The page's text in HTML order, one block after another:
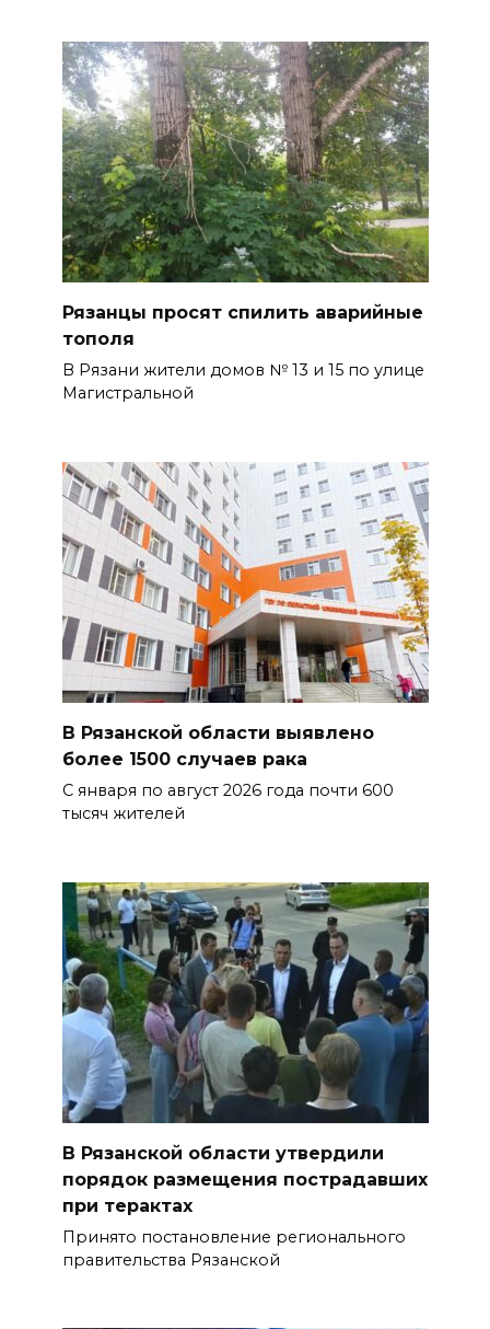
Рязанцы просят спилить аварийные
тополя
В Рязани жители домов № 13 и 15 по улице
Магистральной
В Рязанской области выявлено
более 1500 случаев рака
С января по август 2026 года почти 600
тысяч жителей
В Рязанской области утвердили
порядок размещения пострадавших
при терактах
Принято постановление регионального
правительства Рязанской